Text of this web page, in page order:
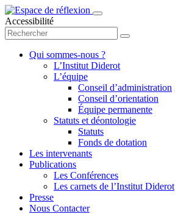
Accessibilité
Qui sommes-nous ?
L’Institut Diderot
L’équipe
Conseil d’administration
Conseil d’orientation
Équipe permanente
Statuts et déontologie
Statuts
Fonds de dotation
Les intervenants
Publications
Les Conférences
Les carnets de l’Institut Diderot
Presse
Nous Contacter